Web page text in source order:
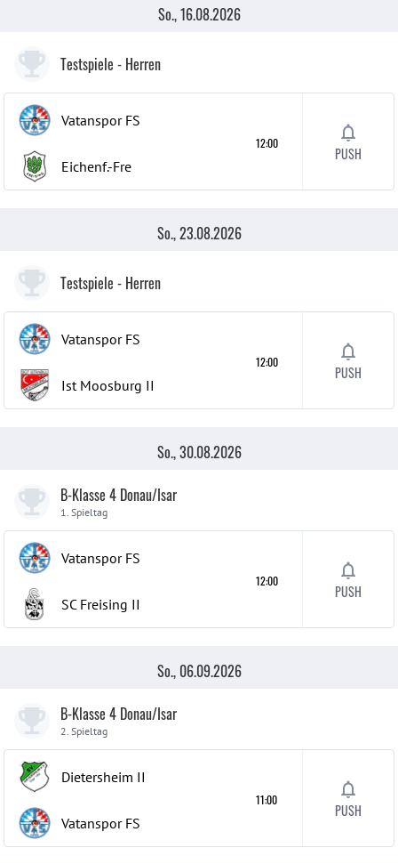
So., 16.08.2026
Testspiele - Herren
Vatanspor FS
Eichenf.-Fre
12:00
PUSH
So., 23.08.2026
Testspiele - Herren
Vatanspor FS
Ist Moosburg II
12:00
PUSH
So., 30.08.2026
B-Klasse 4 Donau/Isar
1. Spieltag
Vatanspor FS
SC Freising II
12:00
PUSH
So., 06.09.2026
B-Klasse 4 Donau/Isar
2. Spieltag
Dietersheim II
Vatanspor FS
11:00
PUSH